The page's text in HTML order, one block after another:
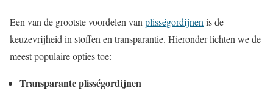
Een van de grootste voordelen vanplisségordijnenis de
keuzevrijheid in stoffen en transparantie. Hieronder lichten we de
meest populaire opties toe:
Transparante plisségordijnen